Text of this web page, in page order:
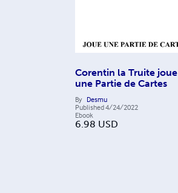
Corentin la Truite joue
une Partie de Cartes
By Desmu
Published4/24/2022
Ebook
6.98 USD